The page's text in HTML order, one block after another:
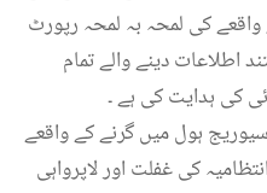
کی لمحہ بہ لمحہ رپورٹ
اطلاعات دینے والے تمام
کی ہدایت کی ہے ۔
ہول میں گرنے کے واقعے
کی غفلت اور لاپرواہی